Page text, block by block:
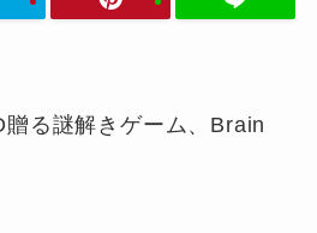
る謎解きゲーム、Brain